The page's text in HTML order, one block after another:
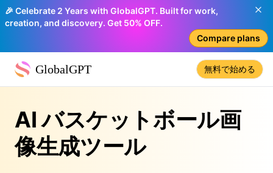
🎉 Celebrate 2 Years with GlobalGPT. Built for work,
creation, and discovery. Get 50% OFF.
Compare plans
GlobalGPT 無料で始める
AI バスケットボール画
像生成ツール